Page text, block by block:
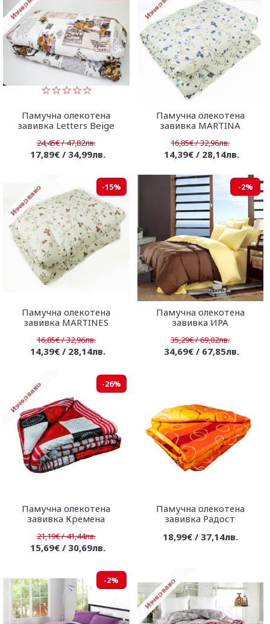
Памучна олекотена
завивка Letters Beige
24,45€ / 47,82лв.
17,89€ / 34,99лв.
Памучна олекотена
завивка MARTINA
16,85€ / 32,96лв.
14,39€ / 28,14лв.
-15%
Памучна олекотена
завивка MARTINES
16,85€ / 32,96лв.
14,39€ / 28,14лв.
-2%
Памучна олекотена
завивка ИРА
35,29€ / 69,02лв.
34,69€ / 67,85лв.
-26%
Памучна олекотена
завивка Кремена
21,19€ / 41,44лв.
15,69€ / 30,69лв.
Памучна олекотена
завивка Радост
18,99€ / 37,14лв.
-2%